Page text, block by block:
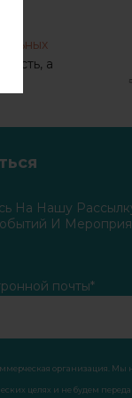
а
На Нашу
И
почты*
организация.
целях и не будем